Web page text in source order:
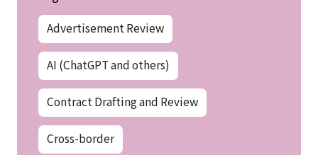
Advertisement Review
AI (ChatGPT and others)
Contract Drafting and Review
Cross-border